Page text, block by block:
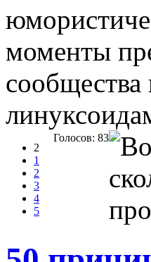
моменты
2
1
2
3
4
5
Голосов: 83